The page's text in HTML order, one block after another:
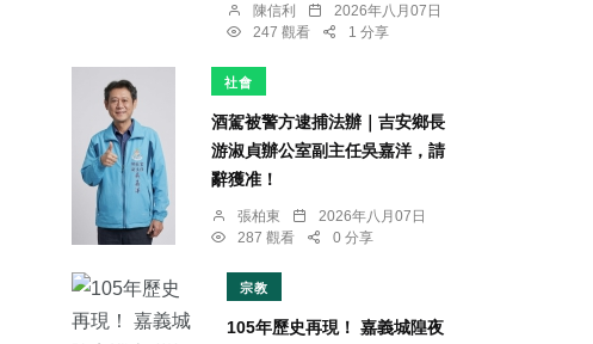
陳信利
2026年八月07日
247 觀看
1 分享
社會
酒駕被警方逮捕法辦｜吉安鄉長
游淑貞辦公室副主任吳嘉洋，請
辭獲准！
張柏東
2026年八月07日
287 觀看
0 分享
宗教
105年歷史再現！ 嘉義城隍夜